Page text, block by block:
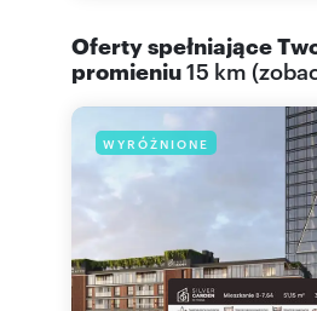
Oferty spełniające
promieniu15 km (
WYRÓŻNIONE